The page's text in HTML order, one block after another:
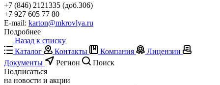
+7 (846) 2121335 (доб.306)
+7 927 605 77 80
E-mail: karton@mkrovlya.ru
Подробнее
Назад к списку
Каталог
Контакты Компания
Лицензии
Документы
Регион
Поиск
Подписаться
на новости и акции